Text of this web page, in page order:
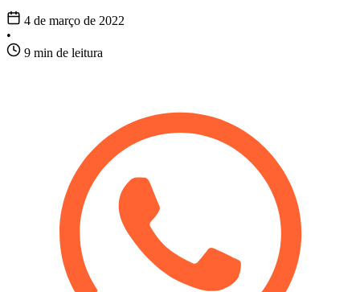
4 de março de 2022
•
9 min de leitura